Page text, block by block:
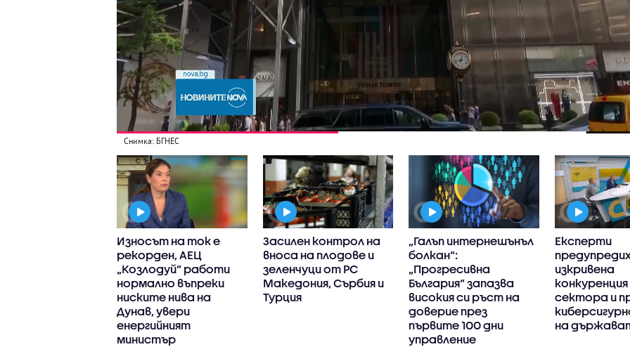
Снимка: БГНЕС
Износът на ток е
рекорден, АЕЦ
„Козлодуй“ работи
нормално въпреки
ниските нива на
Дунав, увери
енергийният
министър
Засилен контрол на
вноса на плодове и
зеленчуци от РС
Македония, Сърбия и
Турция
„Галъп интернешънъл
болкан“:
„Прогресивна
България“ запазва
високия си ръст на
доверие през
първите 100 дни
управление
Експерти
изкривена
конкуренция
сектора и
на